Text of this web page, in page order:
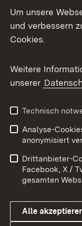
Facebook
X / Twitter
Youtube
Impressum
Barrierefreiheit
Cookies
Um unsere
und verbessern
Cookies.
Weitere
unserer
Technisch
Analyse-
anonymisiert
Drittanbieter-
Facebook, X /
gesamten
Alle